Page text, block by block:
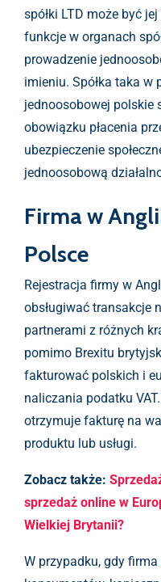
spółki LTD może być
funkcje w organach
prowadzenie
imieniu. Spółka taka w
jednoosobowej polskie
obowiązku płacenia
ubezpieczenie
jednoosobową
Firma w
Polsce
Rejestracja firmy w
obsługiwać transakcje
partnerami z różnych
pomimo Brexitu
fakturować polskich i
naliczania podatku
otrzymuje fakturę na
produktu lub usługi.
Zobacz także:
sprzedaż online w
Wielkiej Brytanii?
W przypadku, gdy firma